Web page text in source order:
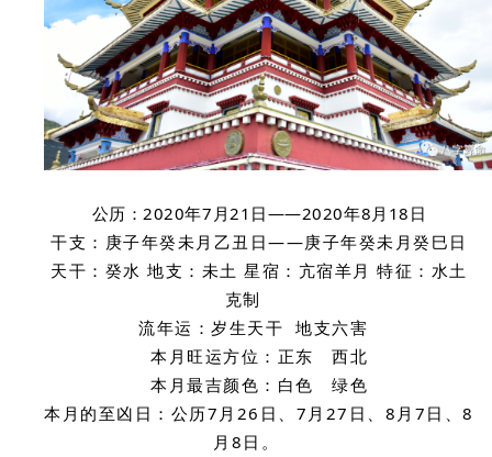
公历：2020年7月21日——2020年8月18日
干支：庚子年癸未月乙丑日——庚子年癸未月癸巳日
天干：癸水 地支：未土 星宿：亢宿羊月 特征：水土
克制
流年运：岁生天干 地支六害
本月旺运方位：正东 西北
本月最吉颜色：白色 绿色
本月的至凶日：公历7月26日、7月27日、8月7日、8
月8日。